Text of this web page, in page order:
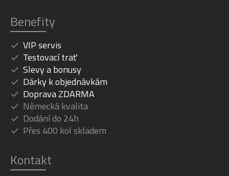
Benefity
VIP servis
Testovací trať
Slevy a bonusy
Dárky k objednávkám
Doprava ZDARMA
Německá kvalita
Dodání do 24h
Přes 400 kol skladem
Kontakt